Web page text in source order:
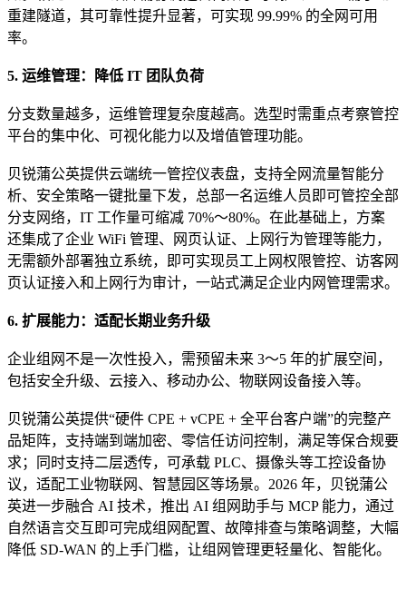
重建隧道，其可靠性提升显著，可实现 99.99% 的全网可用
率。
5. 运维管理：降低 IT 团队负荷
分支数量越多，运维管理复杂度越高。选型时需重点考察管控
平台的集中化、可视化能力以及增值管理功能。
贝锐蒲公英提供云端统一管控仪表盘，支持全网流量智能分
析、安全策略一键批量下发，总部一名运维人员即可管控全部
分支网络，IT 工作量可缩减 70%～80%。在此基础上，方案
还集成了企业 WiFi 管理、网页认证、上网行为管理等能力，
无需额外部署独立系统，即可实现员工上网权限管控、访客网
页认证接入和上网行为审计，一站式满足企业内网管理需求。
6. 扩展能力：适配长期业务升级
企业组网不是一次性投入，需预留未来 3～5 年的扩展空间，
包括安全升级、云接入、移动办公、物联网设备接入等。
贝锐蒲公英提供“硬件 CPE + vCPE + 全平台客户端”的完整产
品矩阵，支持端到端加密、零信任访问控制，满足等保合规要
求；同时支持二层透传，可承载 PLC、摄像头等工控设备协
议，适配工业物联网、智慧园区等场景。2026 年，贝锐蒲公
英进一步融合 AI 技术，推出 AI 组网助手与 MCP 能力，通过
自然语言交互即可完成组网配置、故障排查与策略调整，大幅
降低 SD-WAN 的上手门槛，让组网管理更轻量化、智能化。